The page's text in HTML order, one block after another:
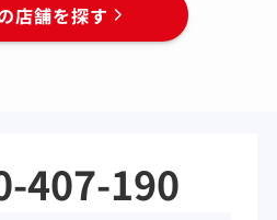
店舗を探す
407-190